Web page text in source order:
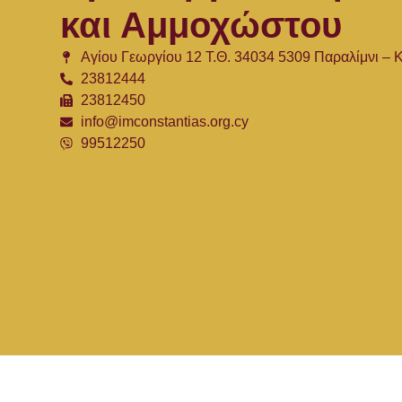
και Αμμοχώστου
Αγίου Γεωργίου 12 Τ.Θ. 34034 5309 Παραλίμνι –
23812444
23812450
info@imconstantias.org.cy
99512250